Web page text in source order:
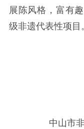
展陈风格，富有
级非遗代表性项目
中山市